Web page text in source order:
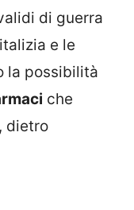
di guerra
e le
la possibilità
che
dietro